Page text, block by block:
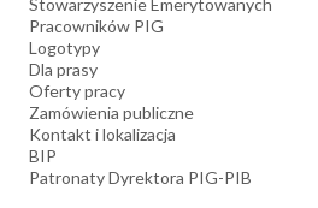
Stowarzyszenie Emerytowanych
Pracowników PIG
Logotypy
Dla prasy
Oferty pracy
Zamówienia publiczne
Kontakt i lokalizacja
BIP
Patronaty Dyrektora PIG-PIB